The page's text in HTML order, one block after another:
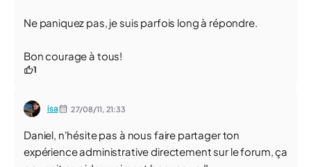
Ne paniquez pas, je suis parfois long à répondre.
Bon courage à tous!
1
isa 27/08/11, 21:33
Daniel, n'hésite pas à nous faire partager ton
expérience administrative directement sur le forum, ça